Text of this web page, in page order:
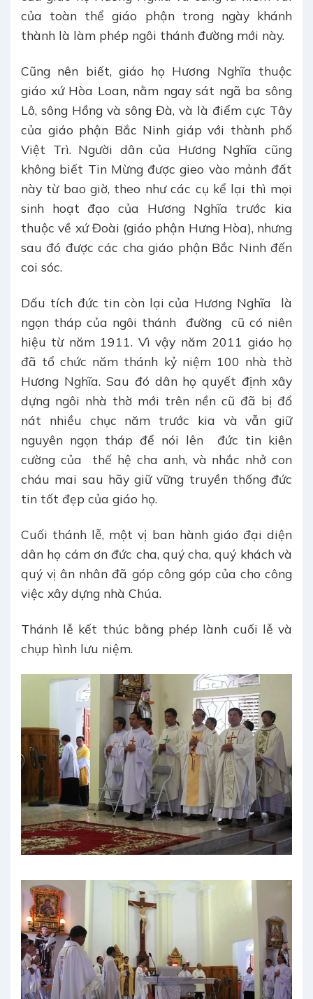
của toàn thể giáo phận trong ngày khánh
thành là làm phép ngôi thánh đường mới này.
Cũng nên biết, giáo họ Hương Nghĩa thuộc
giáo xứ Hòa Loan, nằm ngay sát ngã ba sông
Lô, sông Hồng và sông Đà, và là điểm cực Tây
của giáo phận Bắc Ninh giáp với thành phố
Việt Trì. Người dân của Hương Nghĩa cũng
không biết Tin Mừng được gieo vào mảnh đất
này từ bao giờ, theo như các cụ kể lại thì mọi
sinh hoạt đạo của Hương Nghĩa trước kia
thuộc về xứ Đoài (giáo phận Hưng Hòa), nhưng
sau đó được các cha giáo phận Bắc Ninh đến
coi sóc.
Dấu tích đức tin còn lại của Hương Nghĩa là
ngọn tháp của ngôi thánh đường cũ có niên
hiệu từ năm 1911. Vì vậy năm 2011 giáo họ
đã tổ chức năm thánh kỷ niệm 100 nhà thờ
Hương Nghĩa. Sau đó dân họ quyết định xây
dựng ngôi nhà thờ mới trên nền cũ đã bị đổ
nát nhiều chục năm trước kia và vẫn giữ
nguyên ngọn tháp để nói lên đức tin kiên
cường của thế hệ cha anh, và nhắc nhở con
cháu mai sau hãy giữ vững truyền thống đức
tin tốt đẹp của giáo họ.
Cuối thánh lễ, một vị ban hành giáo đại diện
dân họ cám ơn đức cha, quý cha, quý khách và
quý vị ân nhân đã góp công góp của cho công
việc xây dựng nhà Chúa.
Thánh lễ kết thúc bằng phép lành cuối lễ và
chụp hình lưu niệm.